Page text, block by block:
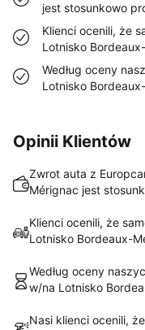
jest stosunkowo
Klienci ocenili, że
Lotnisko
Według oceny
Lotnisko
Opinii Klientów
Zwrot auta z
Mérignac jest
Klienci ocenili, że
Lotnisko Bordeaux-
Według oceny
w/na Lotnisko
Nasi klienci ocenili,